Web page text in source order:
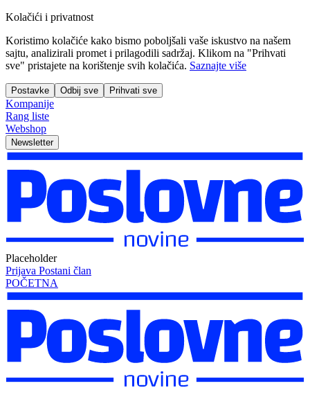
Kolačići i privatnost
Koristimo kolačiće kako bismo poboljšali vaše iskustvo na našem
sajtu, analizirali promet i prilagodili sadržaj. Klikom na "Prihvati
sve" pristajete na korištenje svih kolačića. Saznajte više
Postavke Odbij sve Prihvati sve
Kompanije
Rang liste
Webshop
Newsletter
Placeholder
Prijava Postani član
POČETNA